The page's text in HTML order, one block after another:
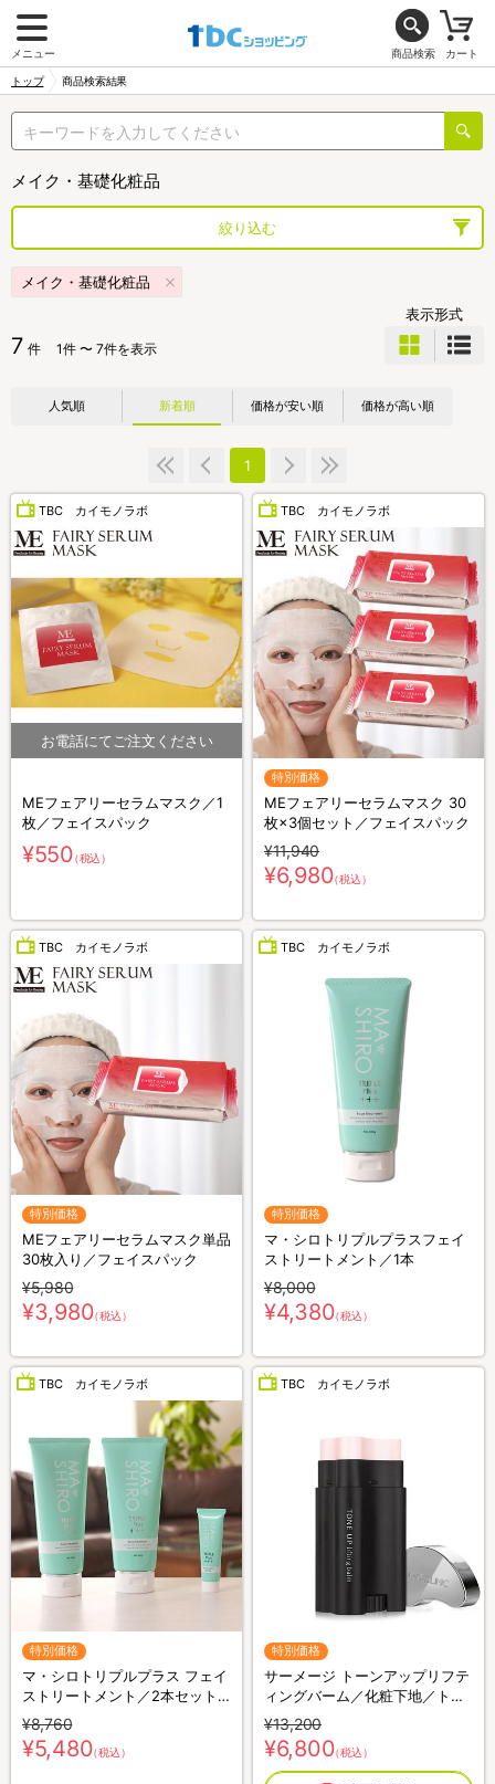
メニュー 商品検索 カート
トップ 商品検索結果
メイク・基礎化粧品
絞り込む
メイク・基礎化粧品
7 件 1件 〜 7件を表示
表示形式
人気順 新着順 価格が安い順 価格が高い順
1
TBC カイモノラボ
MEフェアリーセラムマスク／1
枚／フェイスパック
¥550（税込）
TBC カイモノラボ
特別価格
MEフェアリーセラムマスク 30
枚×3個セット／フェイスパック
¥11,940
¥6,980（税込）
TBC カイモノラボ
特別価格
MEフェアリーセラムマスク単品
30枚入り／フェイスパック
¥5,980
¥3,980（税込）
TBC カイモノラボ
特別価格
マ・シロトリプルプラスフェイ
ストリートメント／1本
¥8,000
¥4,380（税込）
TBC カイモノラボ
特別価格
マ・シロトリプルプラス フェイ
ストリートメント／2本セット
(ミニマ・シロトリプルプラス
20g付き)
¥8,760
¥5,480（税込）
TBC カイモノラボ
特別価格
サーメージ トーンアップリフテ
ィングバーム／化粧下地／トー
ンアップ下地
¥13,200
¥6,800（税込）